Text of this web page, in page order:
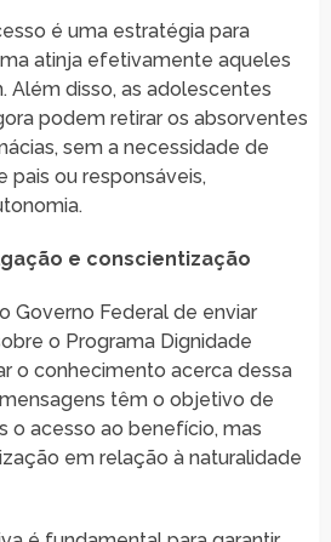
é uma estratégia para
atinja efetivamente aqueles
Além disso, as adolescentes
podem retirar os absorventes
sem a necessidade de
ou responsáveis,
e conscientização
Governo Federal de enviar
o Programa Dignidade
o conhecimento acerca dessa
têm o objetivo de
o acesso ao benefício, mas
em relação à naturalidade